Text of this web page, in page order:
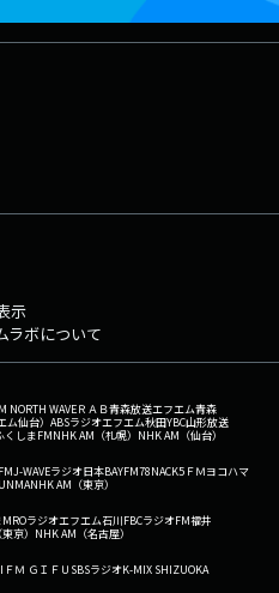
示
ラボについて
NORTH WAVEＲＡＢ青森放送エフエム青森
仙台） ABSラジオエフエム秋田YBC山形放送
くしまFMNHK AM（札幌） NHK AM（仙台）
J-WAVEラジオ日本BAYFM78NACK5 ＦＭヨコハマ
NHK AM（東京）
MROラジオエフエム石川FBCラジオFM福井
京） NHK AM（名古屋）
ＦＭ ＧＩＦＵ SBSラジオK-MIX SHIZUOKA